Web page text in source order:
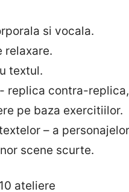
si vocala.
relaxare.
textul.
replica contra-
pe baza exercitiilor.
– a
scene scurte.
ateliere